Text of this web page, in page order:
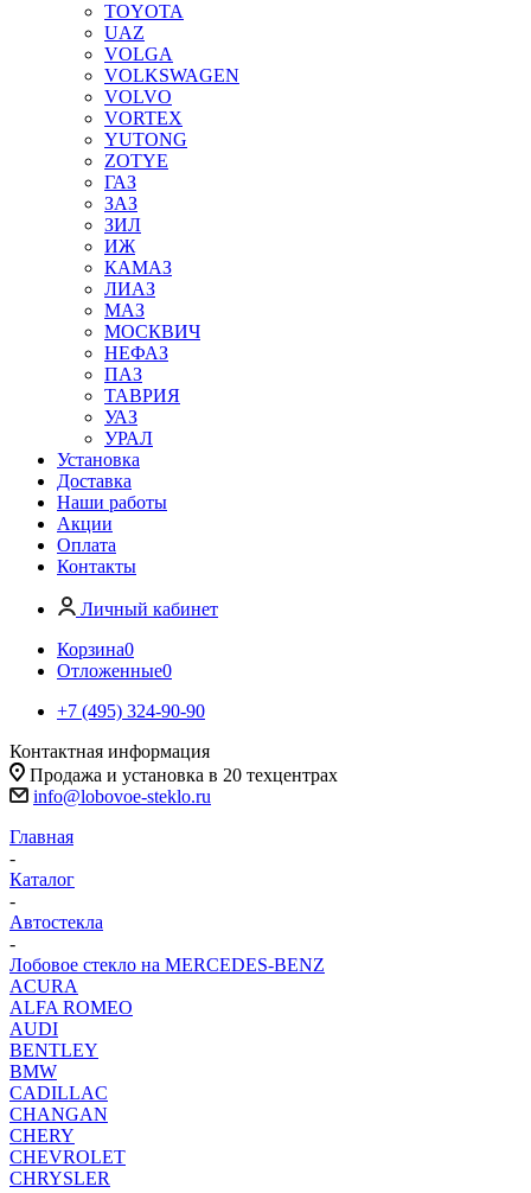
TOYOTA
UAZ
VOLGA
VOLKSWAGEN
VOLVO
VORTEX
YUTONG
ZOTYE
ГАЗ
ЗАЗ
ЗИЛ
ИЖ
КАМАЗ
ЛИАЗ
МАЗ
МОСКВИЧ
НЕФАЗ
ПАЗ
ТАВРИЯ
УАЗ
УРАЛ
Установка
Доставка
Наши работы
Акции
Оплата
Контакты
Личный кабинет
Корзина0
Отложенные0
+7 (495) 324-90-90
Контактная информация
Продажа и установка в 20 техцентрах
info@lobovoe-steklo.ru
Главная
-
Каталог
-
Автостекла
-
Лобовое стекло на MERCEDES-BENZ
ACURA
ALFA ROMEO
AUDI
BENTLEY
BMW
CADILLAC
CHANGAN
CHERY
CHEVROLET
CHRYSLER